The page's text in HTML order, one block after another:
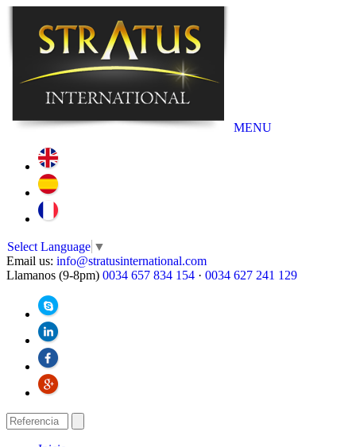
MENU
Select Language ▼
Email us: info@stratusinternational.com
Llamanos (9-8pm) 0034 657 834 154 · 0034 627 241 129